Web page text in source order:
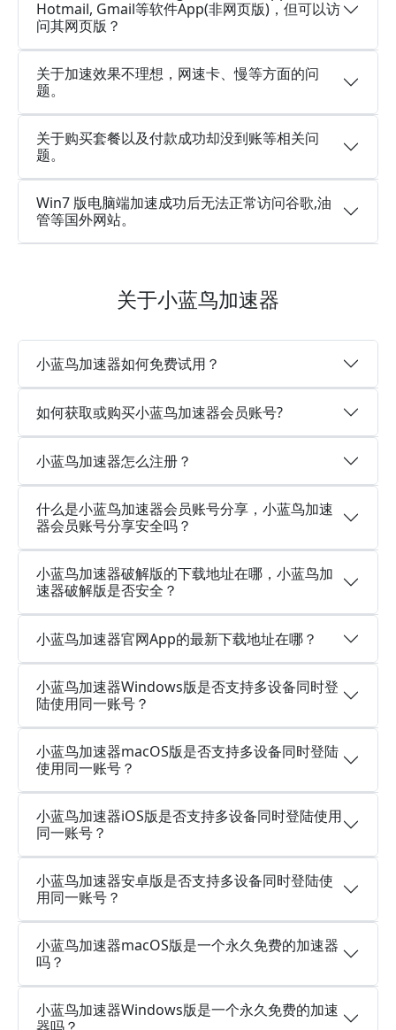
Hotmail, Gmail等软件App(非网页版)，但可以访
问其网页版？
关于加速效果不理想，网速卡、慢等方面的问
题。
关于购买套餐以及付款成功却没到账等相关问
题。
Win7 版电脑端加速成功后无法正常访问谷歌,油
管等国外网站。
关于小蓝鸟加速器
小蓝鸟加速器如何免费试用？
如何获取或购买小蓝鸟加速器会员账号?
小蓝鸟加速器怎么注册？
什么是小蓝鸟加速器会员账号分享，小蓝鸟加速
器会员账号分享安全吗？
小蓝鸟加速器破解版的下载地址在哪，小蓝鸟加
速器破解版是否安全？
小蓝鸟加速器官网App的最新下载地址在哪？
小蓝鸟加速器Windows版是否支持多设备同时登
陆使用同一账号？
小蓝鸟加速器macOS版是否支持多设备同时登陆
使用同一账号？
小蓝鸟加速器iOS版是否支持多设备同时登陆使用
同一账号？
小蓝鸟加速器安卓版是否支持多设备同时登陆使
用同一账号？
小蓝鸟加速器macOS版是一个永久免费的加速器
吗？
小蓝鸟加速器Windows版是一个永久免费的加速